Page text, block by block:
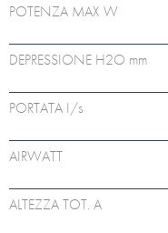
POTENZA MAX W
DEPRESSIONE H2O mm
PORTATA I/s
AIRWATT
ALTEZZA TOT. A